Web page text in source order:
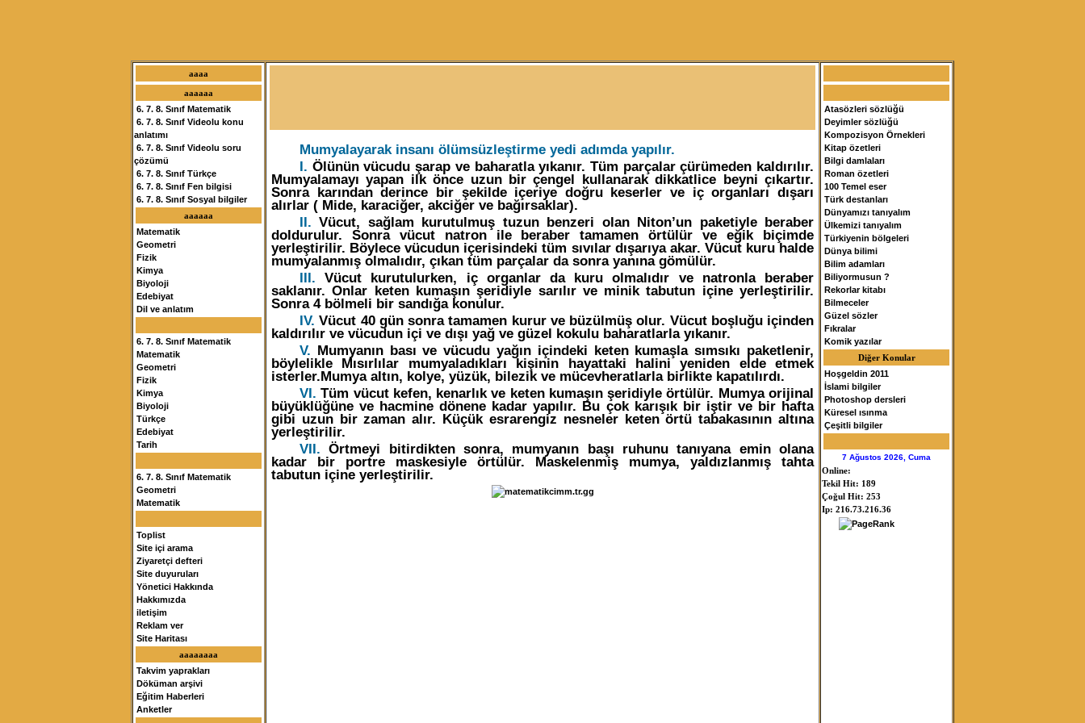
aaaa
aaaaaa
6. 7. 8. Sınıf Matematik
6. 7. 8. Sınıf Videolu konu
anlatımı
6. 7. 8. Sınıf Videolu soru
çözümü
6. 7. 8. Sınıf Türkçe
6. 7. 8. Sınıf Fen bilgisi
6. 7. 8. Sınıf Sosyal bilgiler
aaaaaa
Matematik
Geometri
Fizik
Kimya
Biyoloji
Edebiyat
Dil ve anlatım
6. 7. 8. Sınıf Matematik
Matematik
Geometri
Fizik
Kimya
Biyoloji
Türkçe
Edebiyat
Tarih
6. 7. 8. Sınıf Matematik
Geometri
Matematik
Toplist
Site içi arama
Ziyaretçi defteri
Site duyuruları
Yönetici Hakkında
Hakkımızda
iletişim
Reklam ver
Site Haritası
aaaaaaaa
Takvim yaprakları
Döküman arşivi
Eğitim Haberleri
Anketler
Mumyalayarak insanı ölümsüzleştirme yedi adımda yapılır.
I. Ölünün vücudu şarap ve baharatla yıkanır. Tüm parçalar çürümeden kaldırılır.
Mumyalamayı yapan ilk önce uzun bir çengel kullanarak dikkatlice beyni çıkartır.
Sonra karından derince bir şekilde içeriye doğru keserler ve iç organları dışarı
alırlar ( Mide, karaciğer, akciğer ve bağırsaklar).
II.Vücut, sağlam kurutulmuş tuzun benzeri olan Niton’un paketiyle beraber
doldurulur. Sonra vücut natron ile beraber tamamen örtülür ve eğik biçimde
yerleştirilir. Böylece vücudun içerisindeki tüm sıvılar dışarıya akar. Vücut kuru halde
mumyalanmış olmalıdır, çıkan tüm parçalar da sonra yanına gömülür.
III.Vücut kurutulurken, iç organlar da kuru olmalıdır ve natronla beraber
saklanır. Onlar keten kumaşın şeridiyle sarılır ve minik tabutun içine yerleştirilir.
Sonra 4 bölmeli bir sandığa konulur.
IV. Vücut 40 gün sonra tamamen kurur ve büzülmüş olur. Vücut boşluğu içinden
kaldırılır ve vücudun içi ve dışı yağ ve güzel kokulu baharatlarla yıkanır.
V. Mumyanın bası ve vücudu yağın içindeki keten kumaşla sımsıkı paketlenir,
böylelikle Mısırlılar mumyaladıkları kişinin hayattaki halini yeniden elde etmek
isterler.Mumya altın, kolye, yüzük, bilezik ve mücevheratlarla birlikte kapatılırdı.
VI. Tüm vücut kefen, kenarlık ve keten kumaşın şeridiyle örtülür. Mumya orijinal
büyüklüğüne ve hacmine dönene kadar yapılır. Bu çok karışık bir iştir ve bir hafta
gibi uzun bir zaman alır. Küçük esrarengiz nesneler keten örtü tabakasının altına
yerleştirilir.
VII. Örtmeyi bitirdikten sonra, mumyanın başı ruhunu tanıyana emin olana
kadar bir portre maskesiyle örtülür. Maskelenmiş mumya, yaldızlanmış tahta
tabutun içine yerleştirilir.
Atasözleri sözlüğü
Deyimler sözlüğü
Kompozisyon Örnekleri
Kitap özetleri
Bilgi damlaları
Roman özetleri
100 Temel eser
Türk destanları
Dünyamızı tanıyalım
Ülkemizi tanıyalım
Türkiyenin bölgeleri
Dünya bilimi
Bilim adamları
Biliyormusun ?
Rekorlar kitabı
Bilmeceler
Güzel sözler
Fıkralar
Komik yazılar
Diğer Konular
Hoşgeldin 2011
İslami bilgiler
Photoshop dersleri
Küresel ısınma
Çeşitli bilgiler
7 Ağustos 2026, Cuma
Online:
Tekil Hit: 189
Çoğul Hit: 253
Ip: 216.73.216.36